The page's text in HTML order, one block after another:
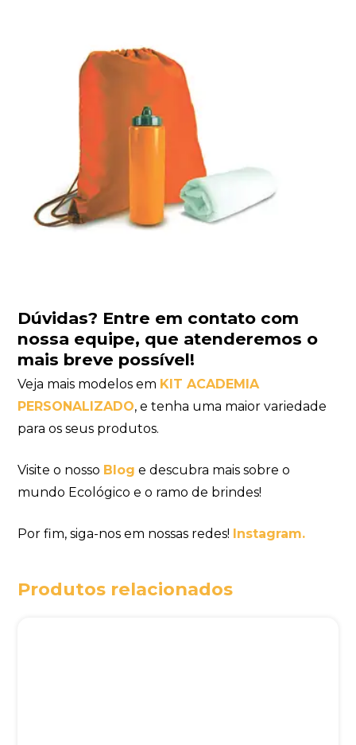
Dúvidas? Entre em contato com
nossa equipe, que atenderemos o
mais breve possível!
Veja mais modelos em KIT ACADEMIA
PERSONALIZADO, e tenha uma maior variedade
para os seus produtos.
Visite o nosso Blog e descubra mais sobre o
mundo Ecológico e o ramo de brindes!
Por fim, siga-nos em nossas redes! Instagram.
Produtos relacionados